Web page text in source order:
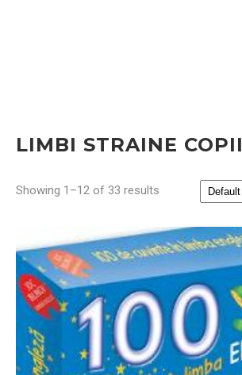
LIMBI STRAINE COPII
Showing 1–12 of 33 results